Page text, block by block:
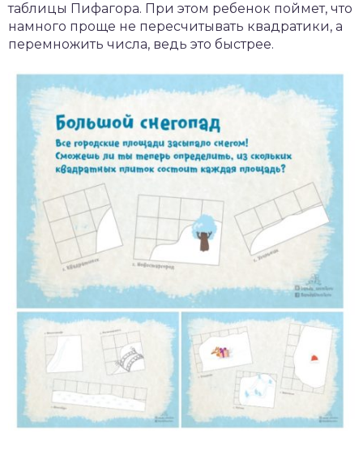
таблицы Пифагора. При этом ребенок поймет, что
намного проще не пересчитывать квадратики, а
перемножить числа, ведь это быстрее.